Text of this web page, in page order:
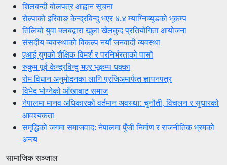
शिलबन्दी बोलपत्र आह्वान सूचना
रोल्पाको इरिवाङ केन्द्रबिन्दु भएर ४.४ म्याग्निच्यूडको भूकम्प
तिलिचो युवा क्लबद्वारा खुला खेलकुद प्रतियोगिता आयोजना
संसदीय व्यवस्थाको विकल्प नयाँ जनवादी व्यवस्था
एआई युगको शैक्षिक विमर्श र परनिर्भरताको पासो
रुकुम पूर्व केन्द्रविन्दु भएर भूकम्प धक्का
रोम विधान अनुमोदनका लागि प्रजिअमार्फत ज्ञापनपत्र
विभेद भोग्नेको आँखाबाट समाज
नेपालमा मानव अधिकारको वर्तमान अवस्था: चुनौती, विचलन र सुधारको
आवश्यकता
समृद्धिको जगमा समाजवाद: नेपालमा पुँजी निर्माण र राजनीतिक भ्रमको
अन्त्य
सामाजिक सञ्जाल